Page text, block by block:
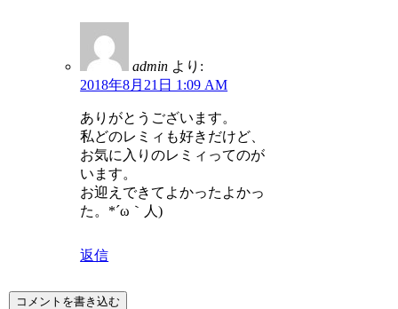
admin より:
2018年8月21日 1:09 AM
ありがとうございます。
私どのレミィも好きだけど、
お気に入りのレミィってのが
います。
お迎えできてよかったよかっ
た。*´ω｀人)
返信
コメントを書き込む